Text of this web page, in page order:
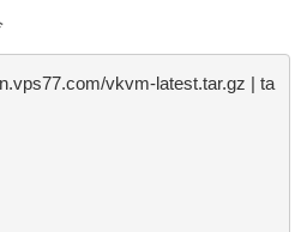
vkvm-latest.tar.gz | ta